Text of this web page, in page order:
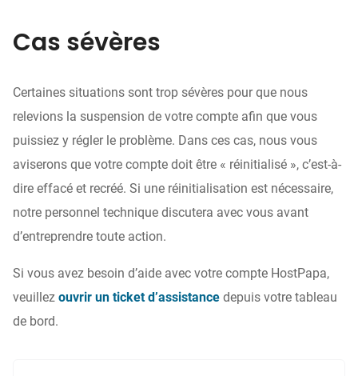
Cas sévères
Certaines situations sont trop sévères pour que nous
relevions la suspension de votre compte afin que vous
puissiez y régler le problème. Dans ces cas, nous vous
aviserons que votre compte doit être « réinitialisé », c’est-à-
dire effacé et recréé. Si une réinitialisation est nécessaire,
notre personnel technique discutera avec vous avant
d’entreprendre toute action.
Si vous avez besoin d’aide avec votre compte HostPapa,
veuillez ouvrir un ticket d’assistance depuis votre tableau
de bord.